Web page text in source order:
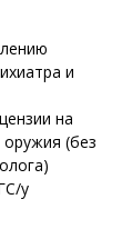
и
на
(без
у